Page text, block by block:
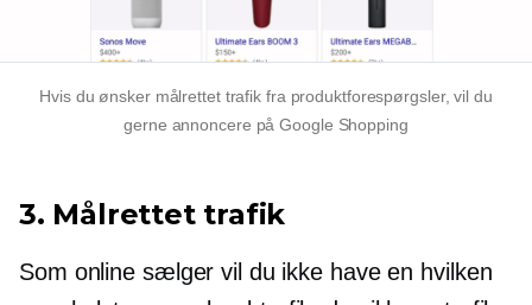
Hvis du ønsker målrettet trafik fra produktforespørgsler, vil du
gerne annoncere på Google Shopping
3. Målrettet trafik
Som online sælger vil du ikke have en hvilken